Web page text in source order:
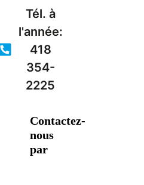
Tél. à
l'année:
418
354-
2225
Contactez-
nous
par